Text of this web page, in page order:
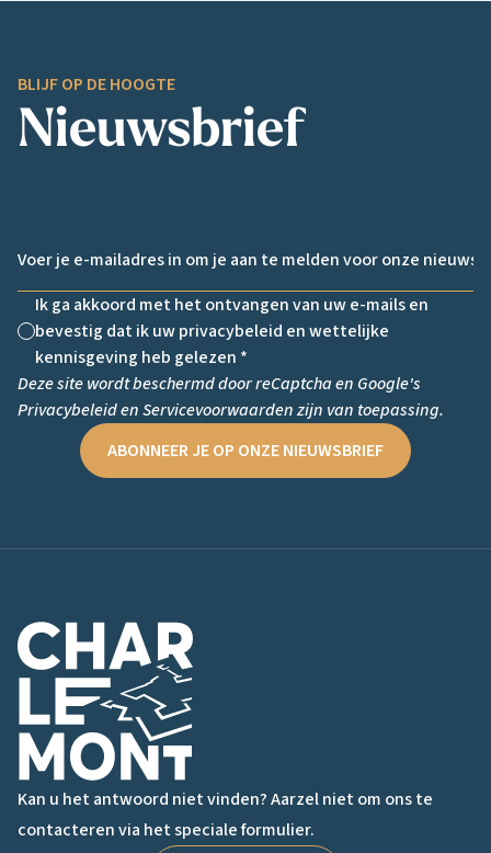
BLIJF OP DE HOOGTE
Nieuwsbrief
Non cochée
Ik ga akkoord met het ontvangen van uw e-mails en
bevestig dat ik uw privacybeleid en wettelijke
kennisgeving heb gelezen *
Deze site wordt beschermd door reCaptcha en Google's
PrivacybeleidenServicevoorwaardenzijn van toepassing.
ABONNEER JE OP ONZE NIEUWSBRIEF
Logo van Charlemont
Kan u het antwoord niet vinden? Aarzel niet om ons te
contacteren via het speciale formulier.